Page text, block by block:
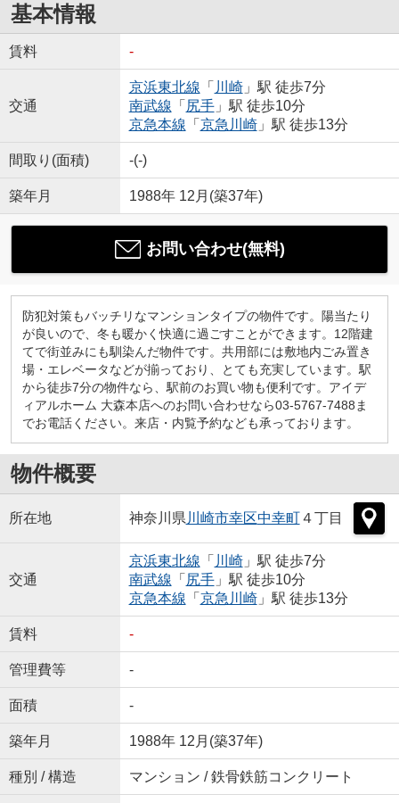
基本情報
賃料 -
交通
京浜東北線 「 川崎」駅 徒歩7分
南武線 「 尻手」駅 徒歩10分
京急本線 「 京急川崎」駅 徒歩13分
間取り(面積) -(-)
築年月 1988年 12月(築37年)
お問い合わせ(無料)
防犯対策もバッチリなマンションタイプの物件です。陽当たり
が良いので、冬も暖かく快適に過ごすことができます。12階建
てで街並みにも馴染んだ物件です。共用部には敷地内ごみ置き
場・エレベータなどが揃っており、とても充実しています。駅
から徒歩7分の物件なら、駅前のお買い物も便利です。アイデ
ィアルホーム 大森本店へのお問い合わせなら03-5767-7488ま
でお電話ください。来店・内覧予約なども承っております。
物件概要
所在地 神奈川県 川崎市幸区中幸町４丁目
交通
京浜東北線 「 川崎」駅 徒歩7分
南武線 「 尻手」駅 徒歩10分
京急本線 「 京急川崎」駅 徒歩13分
賃料 -
管理費等 -
面積 -
築年月 1988年 12月(築37年)
種別 / 構造 マンション / 鉄骨鉄筋コンクリート